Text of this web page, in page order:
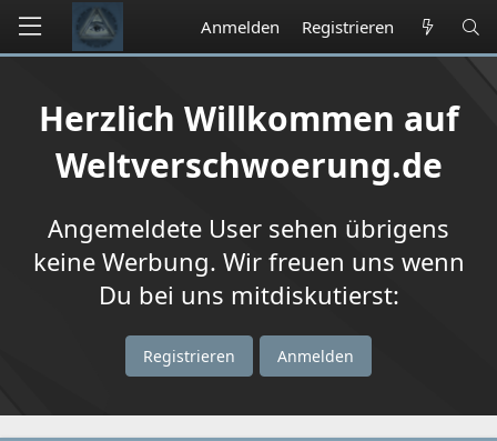
Anmelden Registrieren
Herzlich Willkommen auf
Weltverschwoerung.de
Angemeldete User sehen übrigens
keine Werbung. Wir freuen uns wenn
Du bei uns mitdiskutierst:
Registrieren Anmelden